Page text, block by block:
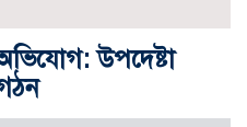
উপদেষ্টা